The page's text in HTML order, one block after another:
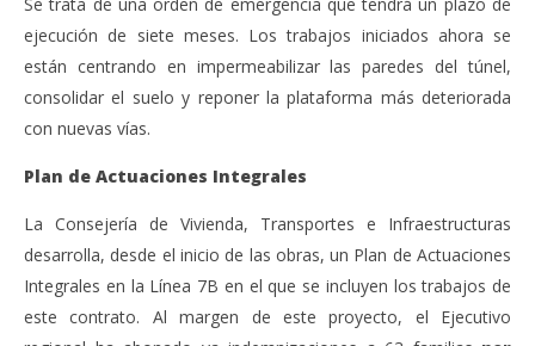
ejecución de siete meses. Los trabajos iniciados ahora se
están centrando en impermeabilizar las paredes del túnel,
consolidar el suelo y reponer la plataforma más deteriorada
con nuevas vías.
Plan de Actuaciones Integrales
La Consejería de Vivienda, Transportes e Infraestructuras
desarrolla, desde el inicio de las obras, un Plan de Actuaciones
Integrales en la Línea 7B en el que se incluyen los trabajos de
este contrato. Al margen de este proyecto, el Ejecutivo